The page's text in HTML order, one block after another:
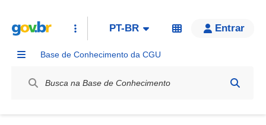
PT-BR Entrar
Base de Conhecimento da CGU